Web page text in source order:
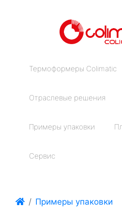
Термоформеры Colimatic
Отраслевые решения
Примеры упаковки
Сервис
Примеры упаковки